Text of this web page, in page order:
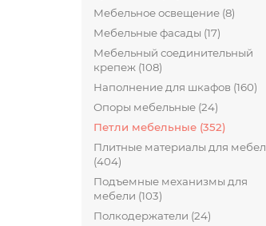
Мебельное освещение (8)
Мебельные фасады (17)
Мебельный соединительный
крепеж (108)
Наполнение для шкафов (160)
Опоры мебельные (24)
Петли мебельные (352)
Плитные материалы для
(404)
Подъемные механизмы для
мебели (103)
Полкодержатели (24)